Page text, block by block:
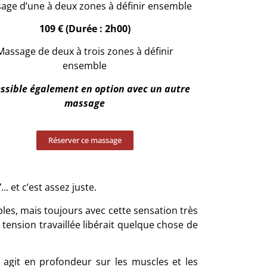
d’une à deux zones à définir ensemble
109 € (Durée : 2h00)
de deux à trois zones à définir
ensemble
également en option avec un autre
massage
Réserver ce massage
… et c’est assez juste.
mais toujours avec cette sensation très
tension travaillée libérait quelque chose de
en profondeur sur les muscles et les